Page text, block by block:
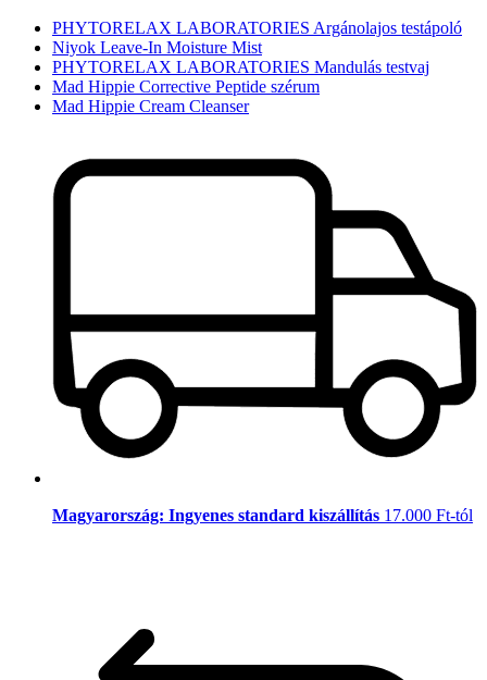
PHYTORELAX LABORATORIES Argánolajos testápoló
Niyok Leave-In Moisture Mist
PHYTORELAX LABORATORIES Mandulás testvaj
Mad Hippie Corrective Peptide szérum
Mad Hippie Cream Cleanser
Magyarország: Ingyenes standard kiszállítás 17.000 Ft-tól